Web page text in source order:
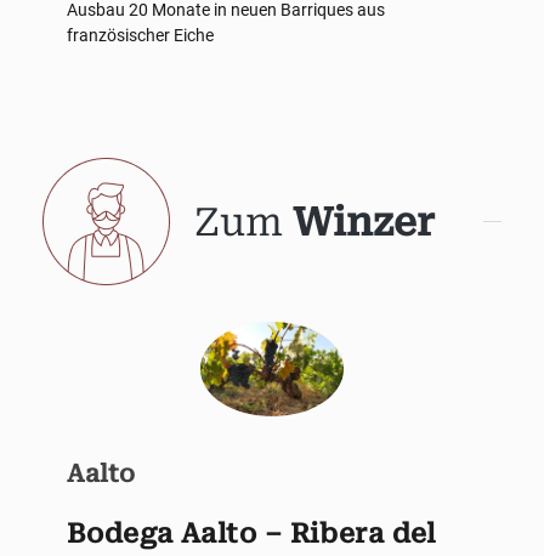
Ausbau 20 Monate in neuen Barriques aus
französischer Eiche
Zum Winzer
Aalto
Bodega Aalto – Ribera del